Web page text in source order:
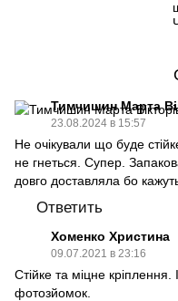
Тимчишин Марта
23.08.2024 в 15:57
Не очікували що буде
не гнеться. Супер.
довго доставляла бо
Ответить
Хоменко Христина
09.07.2021 в 23:16
Стійке та міцне
фотозйомок.